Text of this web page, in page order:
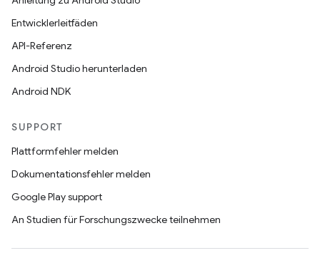
Entwicklerleitfäden
API-Referenz
Android Studio herunterladen
Android NDK
SUPPORT
Plattformfehler melden
Dokumentationsfehler melden
Google Play support
An Studien für Forschungszwecke teilnehmen